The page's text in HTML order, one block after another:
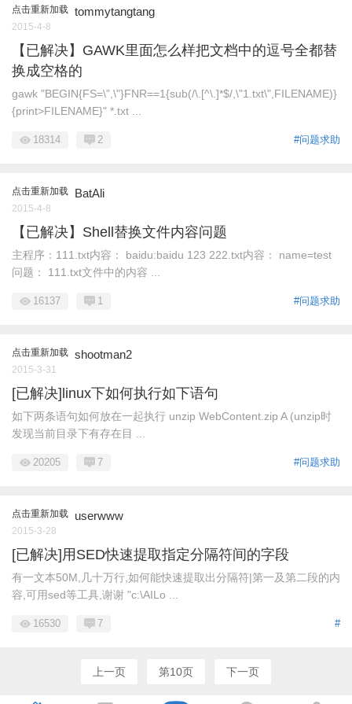
点击重新加载 tommytangtang
2015-4-8
【已解决】GAWK里面怎么样把文档中的逗号全都替
换成空格的
gawk "BEGIN{FS=\",\"}FNR==1{sub(/\.[^\.]*$/,\"1.txt\",FILENAME)}
{print>FILENAME}" *.txt ...
#问题求助
18314 2
点击重新加载 BatAli
2015-4-8
【已解决】Shell替换文件内容问题
主程序：111.txt内容： baidu:baidu 123 222.txt内容： name=test
问题： 111.txt文件中的内容 ...
#问题求助
16137 1
点击重新加载 shootman2
2015-3-31
[已解决]linux下如何执行如下语句
如下两条语句如何放在一起执行 unzip WebContent.zip A (unzip时
发现当前目录下有存在目 ...
#问题求助
20205 7
点击重新加载 userwww
2015-3-28
[已解决]用SED快速提取指定分隔符间的字段
有一文本50M,几十万行,如何能快速提取出分隔符|第一及第二段的内
容,可用sed等工具,谢谢 "c:\AILo ...
#
16530 7
上一页 第10页 下一页